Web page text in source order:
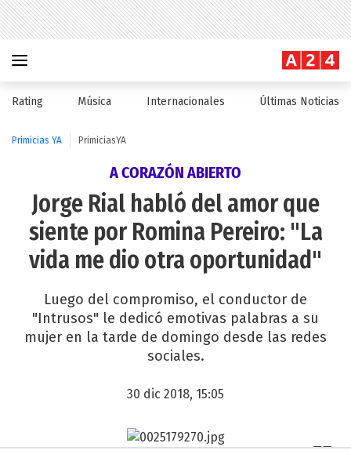
Rating Música Internacionales Últimas Noticias
Primicias YA PrimiciasYA
A CORAZÓN ABIERTO
Jorge Rial habló del amor que
siente por Romina Pereiro: "La
vida me dio otra oportunidad"
Luego del compromiso, el conductor de
"Intrusos" le dedicó emotivas palabras a su
mujer en la tarde de domingo desde las redes
sociales.
30 dic 2018, 15:05